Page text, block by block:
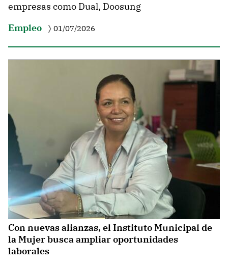
empresas como Dual, Doosung
Empleo
01/07/2026
Con nuevas alianzas, el Instituto Municipal de
la Mujer busca ampliar oportunidades
laborales